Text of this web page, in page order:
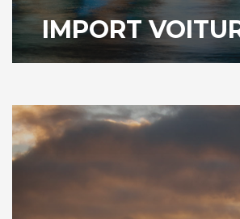
IMPORT